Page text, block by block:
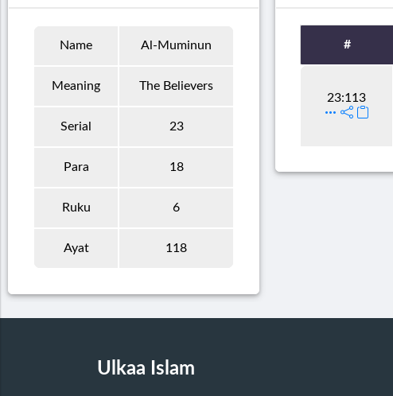
Name Al-Muminun
Meaning The Believers
Serial 23
Para 18
Ruku 6
Ayat 118
#
23:113
Ulkaa Islam